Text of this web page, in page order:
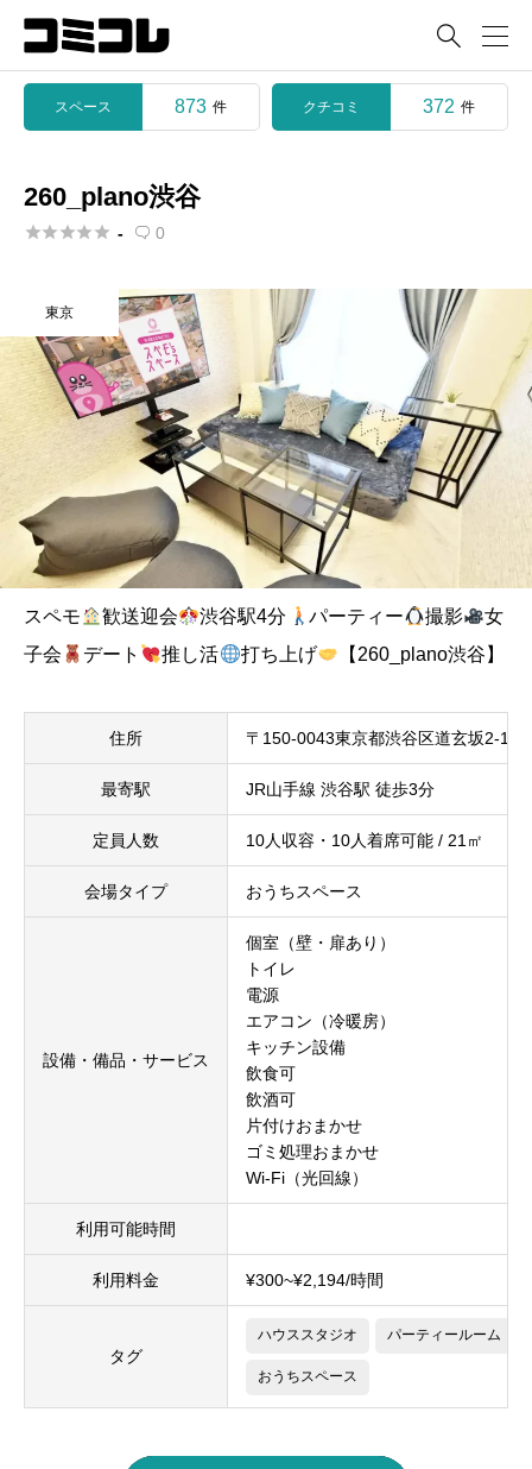

スペース 873 件 クチコミ 372 件
260_plano渋谷
 -  0
東京
スペモ 歓送迎会 渋谷駅4分 パーティー 撮影
女
子会
デート 推し活 打ち上げ 【260_plano渋谷】
住所 〒150-0043東京都渋谷区道玄坂2-19-
最寄駅 JR山手線 渋谷駅 徒歩3分
定員人数 10人収容・10人着席可能 / 21㎡
会場タイプ おうちスペース
設備・備品・サービス
個室（壁・扉あり）
トイレ
電源
エアコン（冷暖房）
キッチン設備
飲食可
飲酒可
片付けおまかせ
ゴミ処理おまかせ
Wi-Fi（光回線）
利用可能時間
利用料金 ¥300~¥2,194/時間
タグ
ハウススタジオ パーティールーム
おうちスペース